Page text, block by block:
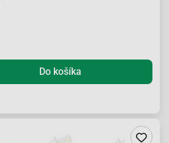
Do košíka